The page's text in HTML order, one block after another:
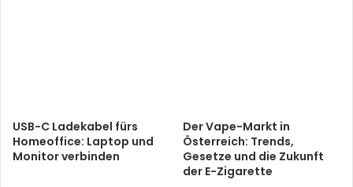
USB-C Ladekabel fürs
Homeoffice: Laptop und
Monitor verbinden
Der Vape-Markt in
Österreich: Trends,
Gesetze und die Zukunft
der E-Zigarette